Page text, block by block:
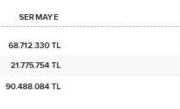
SERMAYE
68.712.330 TL
21.775.754 TL
90.488.084 TL